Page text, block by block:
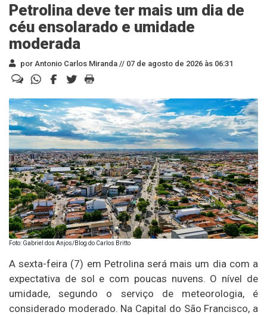
Petrolina deve ter mais um dia de
céu ensolarado e umidade
moderada
por Antonio Carlos Miranda // 07 de agosto de 2026 às 06:31
Foto: Gabriel dos Anjos/Blog do Carlos Britto
A sexta-feira (7) em Petrolina será mais um dia com a
expectativa de sol e com poucas nuvens. O nível de
umidade, segundo o serviço de meteorologia, é
considerado moderado. Na Capital do São Francisco, a